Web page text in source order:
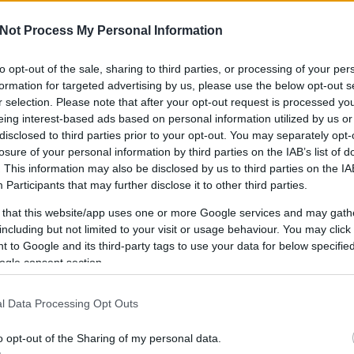
Process My Personal Information
opt-out of the sale, sharing to third parties, or processing of your
for targeted advertising by us, please use the below opt-out
selection. Please note that after your opt-out request is processed
interest-based ads based on personal information utilized by us
to third parties prior to your opt-out. You may separately
of your personal information by third parties on the IAB’s list of
This information may also be disclosed by us to third parties on the
Participants that may further disclose it to other third parties.
that this website/app uses one or more Google services and may
but not limited to your visit or usage behaviour. You may
to Google and its third-party tags to use your data for below
consent section.
Data Processing Opt Outs
opt-out of the Sharing of my personal data.
GYEREKKEL SZOKNYÁBAN
KÜLDJ FOTÓT
BRINGÁS TELTHÁZ A SOUNDON